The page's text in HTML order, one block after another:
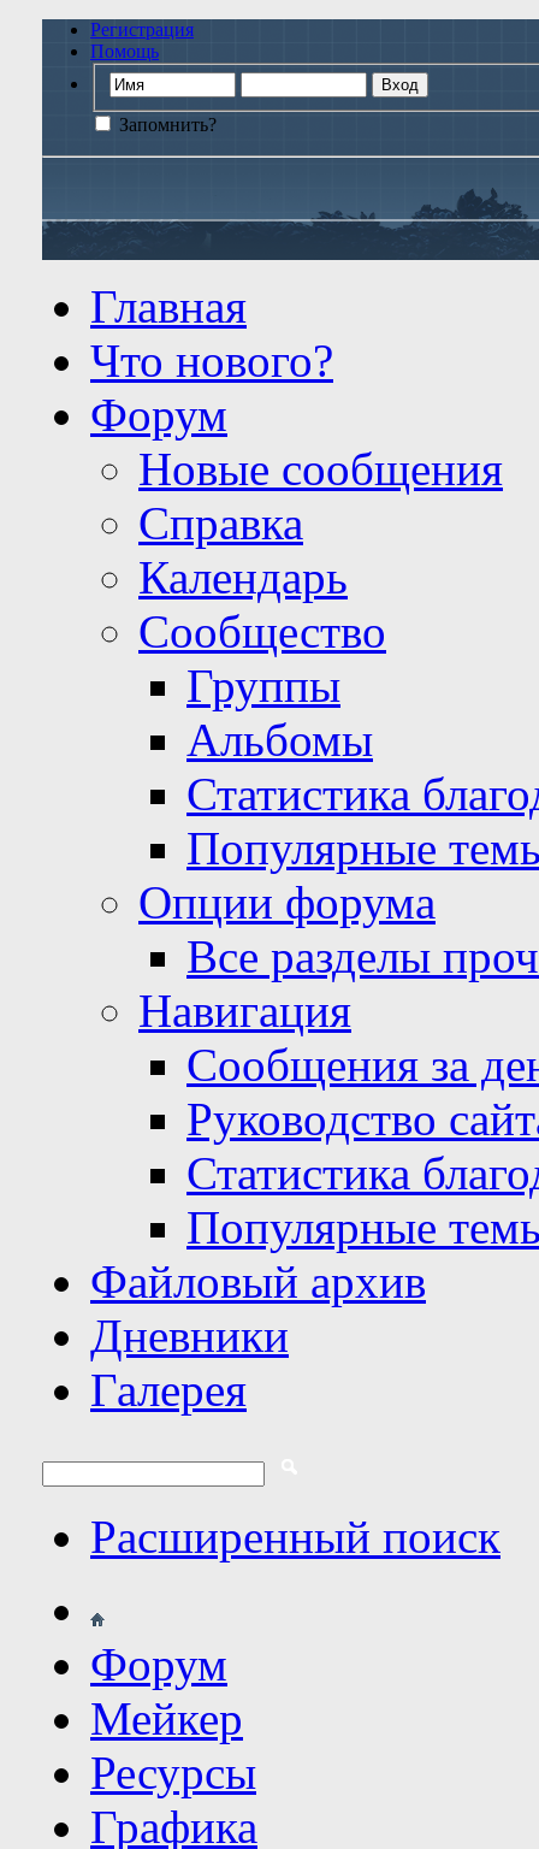
Регистрация
Помощь
Запомнить?
Главная
Что нового?
Форум
Новые сообщения
Справка
Календарь
Сообщество
Группы
Альбомы
Статистика
Популярные
Опции форума
Все разделы
Навигация
Сообщения за
Руководство
Статистика
Популярные
Файловый архив
Дневники
Галерея
Расширенный поиск
Форум
Мейкер
Ресурсы
Графика